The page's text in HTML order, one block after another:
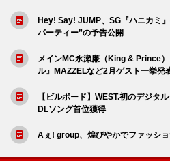
Hey! Say! JUMP、SG『ハニカミ
パーティー”の予告公開
メインMC永瀬廉（King & Prince
ル』MAZZELなど2月ゲスト一挙発
【ビルボード】WEST.初のデジタ
DLソング首位獲得
Aぇ! group、煌びやかでファッシ